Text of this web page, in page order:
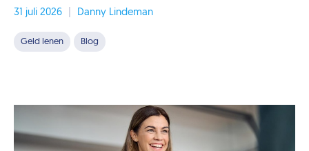
31 juli 2026 Danny Lindeman
Geld lenen Blog